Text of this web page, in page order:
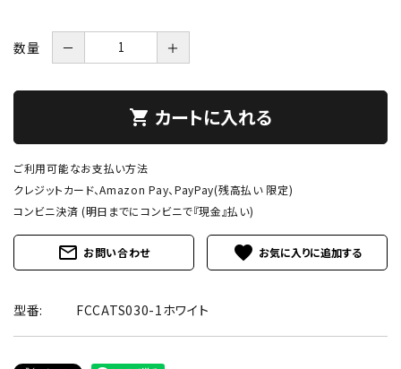
数量 － ＋
shopping_cart カートに入れる
ご利用可能なお支払い方法
クレジットカード、Amazon Pay、PayPay(残高払い 限定)
コンビニ決済 (明日までにコンビニで『現金』払い)
mail_outline お問い合わせ favorite
型番: FCCATS030-1ホワイト